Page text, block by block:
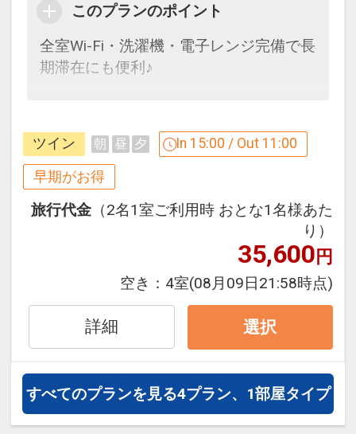
●３連泊以上ご宿泊の方に、滞在中ラン
チ１回付（限定メニュー）
朝食のご案内
●Deli&Cafe
Brekfast Boxの内容：メインメニュー・
サラダ・温菜・フルーツのブッフェ、本
【営業時間】６：３０～１１：００ ／
ラストオーダー １０：３０
客室清掃のご案内
●２泊ごとに１回の「エコ清掃」を導入
※２泊目と４泊目はタオル交換、ゴミ回
収、アメニティとミネラルウォーターの
補充のみとなります。
【連泊するとお得】連泊割引がございま
連泊の場合、
１泊目より１泊につきおひとり様
※他の割引との併用はできません。
※割引適用後のご旅行代金は、カレンダ
ーからお進みいただいた後表示される
「空室照会結果確認画面」でご確認くだ
※宿泊期間中すべての日において人数・
氏名・客室タイプ・食事条件・プラン同
一であることが割引適用の条件となりま
す。
うれしいポイント
●グループホテルオリジナル「日本最西
端・最南端 竹富島の湯」の入浴剤の素１
パック付！
このプランのポイント
全室Wi-Fi・洗濯機・電子レンジ完備で長
期滞在にも便利♪
早期予約限定！３０日前までのご予約が
お得です！
※本プランは３０日前までの予約受付で
こどもの内訳変更はできません。
●グループホテルオリジナル「日本最西
端・最南端 竹富島の湯」の入浴剤の素１
パック付！
連泊特色
ツイン 朝 昼 夕 In 15:00 / Out 11:00
早期がお得
旅行代金 （2名1室ご利用時 おとな1名様あた
り）
35,600円
空き： 4室(08月09日21:58時点)
詳細 選択
すべてのプランを見る4プラン、1部屋タイプ